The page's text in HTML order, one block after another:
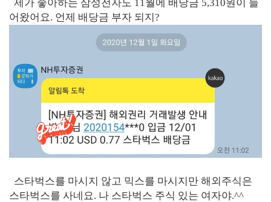
제가 좋아하는 삼성전자도 11월에 배당금 5,310원이 들
어왔어요. 언제 배당금 부자 되지?
스타벅스를 마시지 않고 믹스를 마시지만 해외주식은
스타벅스를 사네요. 나 스타벅스 주식 있는 여자야.^^